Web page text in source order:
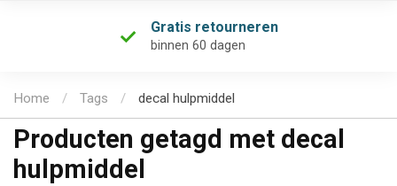
Gratis retourneren
binnen 60 dagen
Home / Tags / decal hulpmiddel
Producten getagd met decal
hulpmiddel